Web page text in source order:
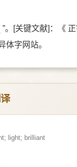
”。[关键文献]：《 正
字网站。
light; brilliant